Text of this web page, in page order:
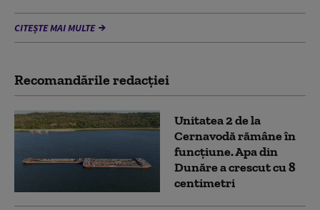
CITEȘTE MAI MULTE
Recomandările redacţiei
Unitatea 2 de la
Cernavodă rămâne în
funcțiune. Apa din
Dunăre a crescut cu 8
centimetri